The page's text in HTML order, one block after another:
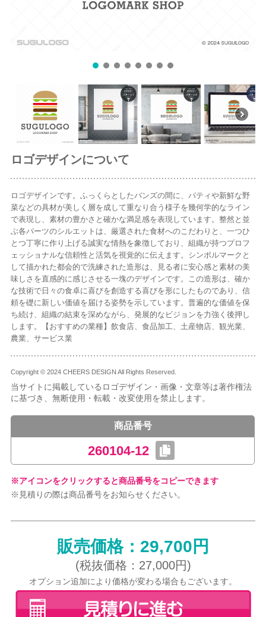
ロゴデザインについて
ロゴデザインです。ふっくらとしたバンズの間に、パティや新鮮な野
菜などの具材が美しく層を成して重なり合う様子を幾何学的なライン
で表現し、素材の豊かさと確かな満足感を表現しています。整然と並
ぶ各パーツのシルエットは、厳選された食材へのこだわりと、一つひ
とつ丁寧に作り上げる誠実な情熱を象徴しており、組織が持つプロフ
ェッショナルな信頼性と活気を視覚的に伝えます。シンボルマークと
して描かれた都会的で洗練された造形は、見る者に安心感と素材の美
味しさを直感的に感じさせる一塊のデザインです。この造形は、確か
な技術で日々の食卓に喜びを創造する喜びを形にしたものであり、信
頼を礎に新しい価値を届ける姿勢を示しています。普遍的な価値を保
ち続け、組織の結束を深めながら、発展的なビジョンを力強く後押し
します。【おすすめの業種】飲食店、食品加工、土産物店、観光業、
農業、サービス業
Copyright © 2024 CHEERS DESIGN All Rights Reserved.
当サイトに掲載しているロゴデザイン・画像・文章等は著作権法
に基づき、無断使用・転載・改変使用を禁止します。
商品番号
260104-12
※アイコンをクリックすると商品番号をコピーできます
※見積りの際は商品番号をお知らせください。
販売価格：29,700円
(税抜価格：27,000円)
オプション追加により価格が変わる場合もございます。